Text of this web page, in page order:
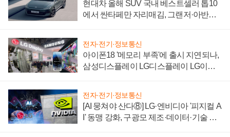
현대차 올해 SUV 국내 베스트셀러 톱10
에서 싼타페만 자리매김, 그랜저·아반떼
전자·전기·정보통신
아이폰18 '메모리 부족'에 출시 지연되나,
삼성디스플레이 LG디스플레이 LG이노
전자·전기·정보통신
[AI 뭉쳐야 산다⑧] LG·엔비디아 '피지컬 A
I' 동맹 강화, 구광모 제조·데이터·기술 결